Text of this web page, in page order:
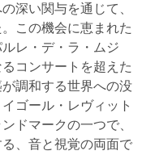
深い関与を通じて、
この機会に恵まれた
レ・デ・ラ・ムジ
コンサートを超えた
調和する世界への没
ゴール・レヴィット
ドマークの一つで、
、音と視覚の両面で